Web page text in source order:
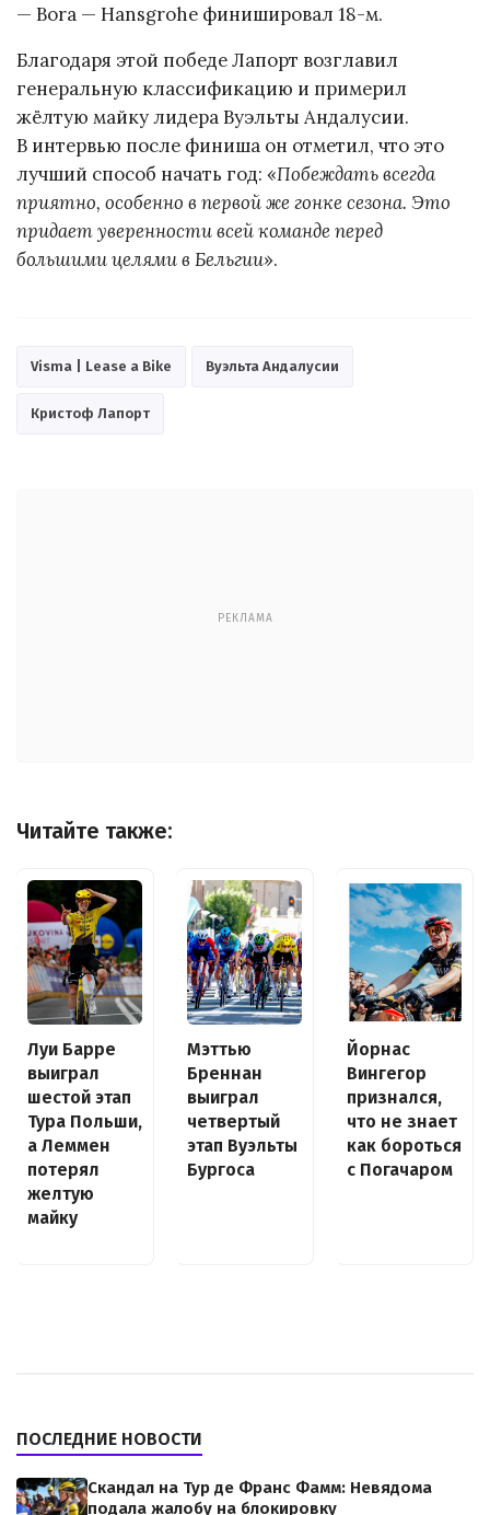
— Bora — Hansgrohe финишировал 18-м.
Благодаря этой победе Лапорт возглавил
генеральную классификацию и примерил
жёлтую майку лидера Вуэльты Андалусии.
В интервью после финиша он отметил, что это
лучший способ начать год: «Побеждать всегда
приятно, особенно в первой же гонке сезона. Это
придает уверенности всей команде перед
большими целями в Бельгии».
Visma | Lease a Bike Вуэльта Андалусии
Кристоф Лапорт
РЕКЛАМА
Читайте также:
Луи Барре
выиграл
шестой этап
Тура Польши,
а Леммен
потерял
желтую
майку
Мэттью
Бреннан
выиграл
четвертый
этап Вуэльты
Бургоса
Йорнас
Вингегор
признался,
что не знает
как бороться
с Погачаром
ПОСЛЕДНИЕ НОВОСТИ
Скандал на Тур де Франс Фамм: Невядома
подала жалобу на блокировку